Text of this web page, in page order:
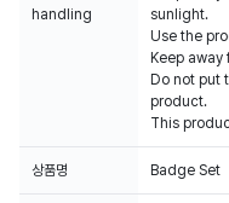
handling
sunlight.
Use the
Keep away
Do not put
product.
This
상품명 Badge Set